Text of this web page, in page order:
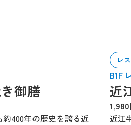
御膳
400年の歴史を誇る近
レ
B1F
近
1,980
近江